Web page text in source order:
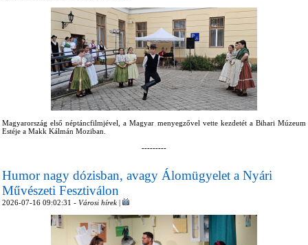
Magyarország első néptáncfilmjével, a Magyar menyegzővel vette kezdetét a Bihari Múzeum
Estéje a Makk Kálmán Moziban.
---------
Humor nagy dózisban, avagy Álomügyelet a Nyári
Művészeti Fesztiválon
2026-07-16 09:02:31 - Városi hírek |